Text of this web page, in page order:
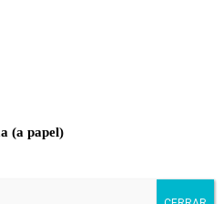
(a papel)